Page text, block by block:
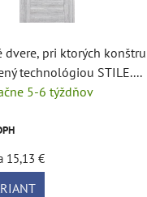
dvere, pri ktorých
technológiou STILE....
5-6 týždňov
15,13 €